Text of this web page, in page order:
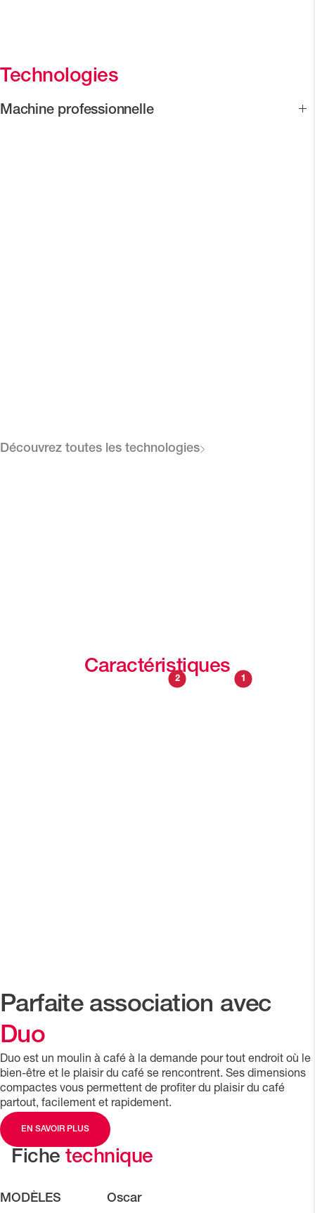
Technologies
Machine professionnelle
Découvrez toutes les technologies
Caractéristiques
1
2
Parfaite association avec
Duo
Duo est un moulin à café à la demande pour tout endroit où le
bien-être et le plaisir du café se rencontrent. Ses dimensions
compactes vous permettent de profiter du plaisir du café
partout, facilement et rapidement.
EN SAVOIR PLUS
Fichetechnique
MODÈLES Oscar